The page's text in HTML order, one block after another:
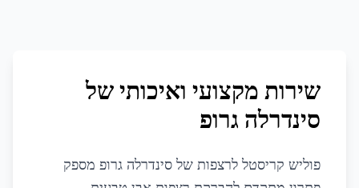
שירות מקצועי ואיכותי של
סינדרלה גרופ
פוליש קריסטל לרצפות של סינדרלה גרופ מספק